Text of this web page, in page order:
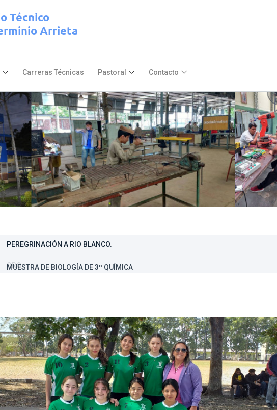
Carreras Técnicas Pastoral Contacto
PEREGRINACIÓN A RIO BLANCO.
MUESTRA DE BIOLOGÍA DE 3º QUÍMICA